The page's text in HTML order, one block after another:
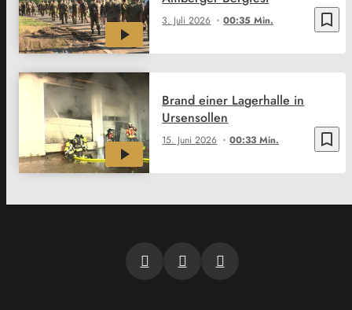
bookmark_border
3. Juli 2026 00:35 Min.
bookmark_border
15. Juni 2026 00:33 Min.
Brand einer Lagerhalle in
Ursensollen